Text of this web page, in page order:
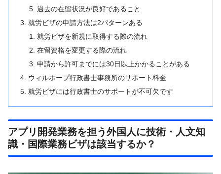
過去の在留状況が良好であること
就労ビザの申請方法は2パターンある
就労ビザを新規に取得する際の流れ
在留資格を変更する際の流れ
申請から許可までには30日以上かかることがある
ウィルホープ行政書士事務所のサポート料金
就労ビザには行政書士のサポートが不可欠です
アプリ開発業務を担う外国人に技術・人文知
識・国際業務ビザは該当するか？